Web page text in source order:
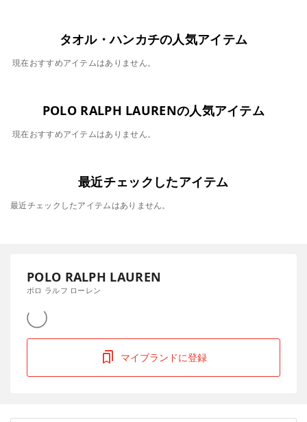
タオル・ハンカチの人気アイテム
現在おすすめアイテムはありません。
POLO RALPH LAURENの人気アイテム
現在おすすめアイテムはありません。
最近チェックしたアイテム
最近チェックしたアイテムはありません。
POLO RALPH LAUREN
ポロ ラルフ ローレン
マイブランドに登録